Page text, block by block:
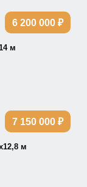
6 200 000 ₽
м
7 150 000 ₽
м